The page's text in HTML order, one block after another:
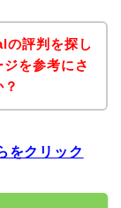
の評判を探し
を参考にさ
をクリック